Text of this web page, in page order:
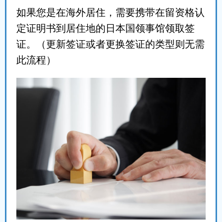
如果您是在海外居住，需要携带在留资格认
定证明书到居住地的日本国领事馆领取签
证。（更新签证或者更换签证的类型则无需
此流程）